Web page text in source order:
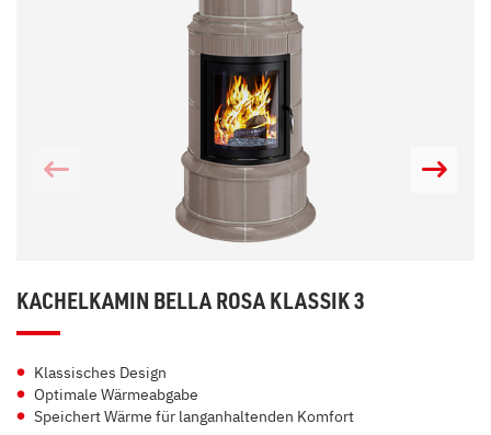
KACHELKAMIN BELLA ROSA KLASSIK 3
Klassisches Design
Optimale Wärmeabgabe
Speichert Wärme für langanhaltenden Komfort